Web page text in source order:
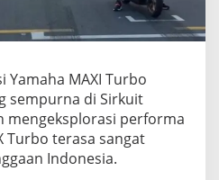
Yamaha MAXI Turbo
sempurna di Sirkuit
mengeksplorasi performa
Turbo terasa sangat
Indonesia.